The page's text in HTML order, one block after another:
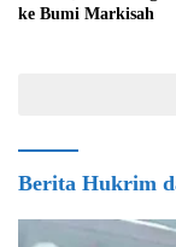
ke Bumi Markisah
Berita Hukrim